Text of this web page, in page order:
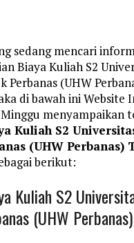
sedang mencari
Biaya Kuliah S2
Perbanas (UHW
di bawah ini Website
menyampaikan
Kuliah S2
(UHW Perbanas)
berikut:
Kuliah S2
(UHW